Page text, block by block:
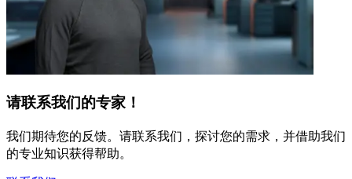
请联系我们的专家！
我们期待您的反馈。请联系我们，探讨您的需求，并借助我们
的专业知识获得帮助。